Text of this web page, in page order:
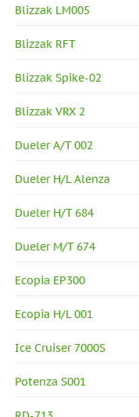
Blizzak LM005
Blizzak RFT
Blizzak Spike-02
Blizzak VRX 2
Dueler A/T 002
Dueler H/L Alenza
Dueler H/T 684
Dueler M/T 674
Ecopia EP300
Ecopia H/L 001
Ice Cruiser 7000S
Potenza S001